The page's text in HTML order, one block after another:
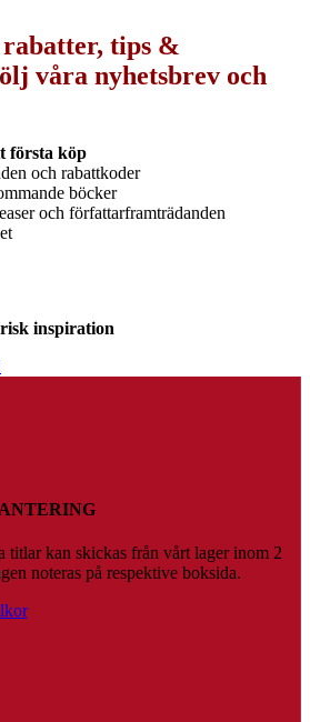
tips &
våra nyhetsbrev och
första köp
och rabattkoder
böcker
och författarframträdanden
inspiration
titlar kan skickas från vårt lager inom 2
noteras på respektive boksida.